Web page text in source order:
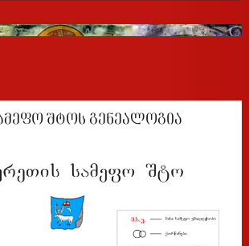
შტოს გენეალოგია